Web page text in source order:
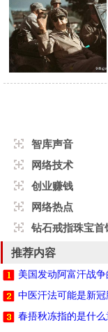
智库声音
网络技术
创业赚钱
网络热点
钻石戒指珠宝首
推荐内容
美国发动阿富汗战争
中医汗法可能是新
春捂秋冻指的是什